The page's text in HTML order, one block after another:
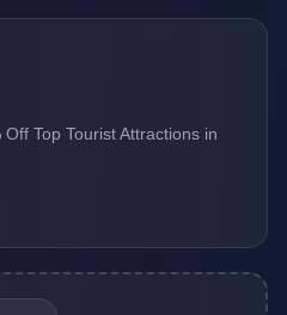
Top Tourist Attractions in